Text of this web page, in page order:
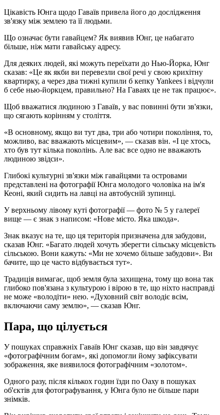
Цікавість Юнга щодо Гаваїв привела його до дослідження
зв'язку між землею та її людьми.
Що означає бути гавайцем? Як виявив Юнг, це набагато
більше, ніж мати гавайську адресу.
Для деяких людей, які можуть переїхати до Нью-Йорка, Юнг
сказав: «Це як якби ви перевезли свої речі у свою крихітну
квартирку, а через два тижні купили б кепку Yankees і відчули
б себе нью-йоркцем, правильно? На Гаваях це не так працює».
Щоб вважатися людиною з Гаваїв, у вас повинні бути зв'язки,
що сягають корінням у століття.
«В основному, якщо ви тут два, три або чотири покоління, то,
можливо, вас вважають місцевим», — сказав він. «І це хтось,
хто був тут кілька поколінь. Але вас все одно не вважають
людиною звідси».
Глибокі культурні зв'язки між гавайцями та островами
представлені на фотографії Юнга молодого чоловіка на ім'я
Кеоні, який сидить на лавці на автобусній зупинці.
У верхньому лівому куті фотографії — фото № 5 у галереї
вище — є знак з написом: «Нове місто. Яка шкода».
Знак вказує на те, що ця територія призначена для забудови,
сказав Юнг. «Багато людей хочуть зберегти сільську місцевість
сільською. Вони кажуть: «Ми не хочемо більше забудови». Ви
бачите, що це часто відбувається тут».
Традиція вимагає, щоб земля була захищена, тому що вона так
глибоко пов'язана з культурою і вірою в те, що ніхто насправді
не може «володіти» нею. «Духовний світ володіє всім,
включаючи саму землю», — сказав Юнг.
Пара, що цілується
У пошуках справжніх Гаваїв Юнг сказав, що він завдячує
«фотографічним богам», які допомогли йому зафіксувати
зображення, яке виявилося фотографічним «золотом».
Одного разу, після кількох годин їзди по Оаху в пошуках
об'єктів для фотографування, у Юнга було не більше пари
знімків.